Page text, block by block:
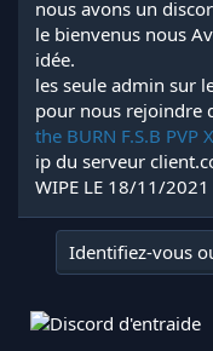
i
o
n
nous avons un
le bienvenus nous
idée.
les seule admin sur
pour nous rejoindre
the BURN F.S.B PVP
ip du serveur
WIPE LE 18/11/
Identifiez-vous